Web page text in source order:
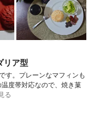
リア型
す。プレーンなマフィンも
度帯対応なので、焼き菓
る